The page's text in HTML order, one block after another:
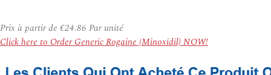
Prix à partir de €24.86 Par unité
Click here to Order Generic Rogaine (Minoxidil) NOW!